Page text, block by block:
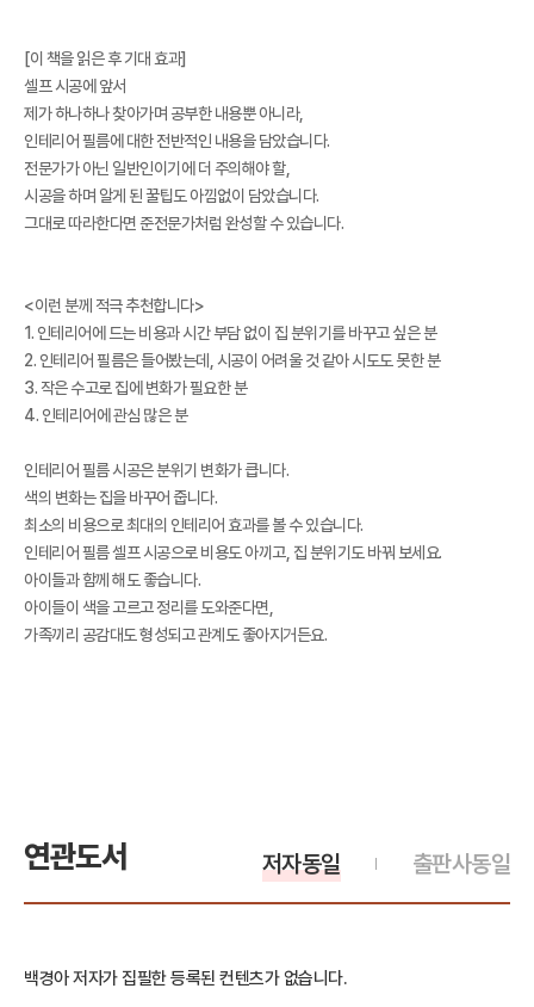
[이 책을 읽은 후 기대 효과]
셀프 시공에 앞서
제가 하나하나 찾아가며 공부한 내용뿐 아니라,
인테리어 필름에 대한 전반적인 내용을 담았습니다.
전문가가 아닌 일반인이기에 더 주의해야 할,
시공을 하며 알게 된 꿀팁도 아낌없이 담았습니다.
그대로 따라한다면 준전문가처럼 완성할 수 있습니다.
<이런 분께 적극 추천합니다>
1. 인테리어에 드는 비용과 시간 부담 없이 집 분위기를 바꾸고 싶은 분
2. 인테리어 필름은 들어봤는데, 시공이 어려울 것 같아 시도도 못한 분
3. 작은 수고로 집에 변화가 필요한 분
4. 인테리어에 관심 많은 분
인테리어 필름 시공은 분위기 변화가 큽니다.
색의 변화는 집을 바꾸어 줍니다.
최소의 비용으로 최대의 인테리어 효과를 볼 수 있습니다.
인테리어 필름 셀프 시공으로 비용도 아끼고, 집 분위기도 바꿔 보세요.
아이들과 함께 해도 좋습니다.
아이들이 색을 고르고 정리를 도와준다면,
가족끼리 공감대도 형성되고 관계도 좋아지거든요.
연관도서 출판사동일
저자동일
백경아 저자가 집필한 등록된 컨텐츠가 없습니다.